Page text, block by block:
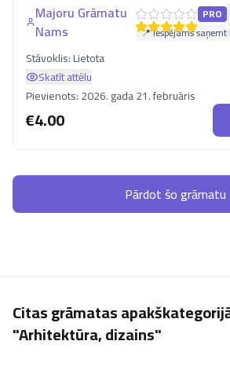
Majoru Grāmatu
Nams
PRO
📍 Iespējams
Stāvoklis:Lietota
Skatīt attēlu
Pievienots:2026. gada 21. februāris
€4.00
Pārdot šo grāmatu
Citas grāmatas
"Arhitektūra, dizains"